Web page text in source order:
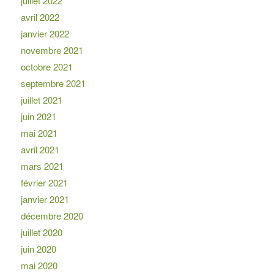
avril 2022
janvier 2022
novembre 2021
octobre 2021
septembre 2021
juillet 2021
juin 2021
mai 2021
avril 2021
mars 2021
février 2021
janvier 2021
décembre 2020
juillet 2020
juin 2020
mai 2020